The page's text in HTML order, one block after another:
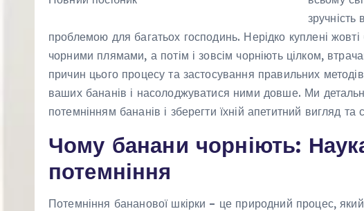
проблемою для багатьох господинь. Нерідко куплені
чорними плямами, а потім і зовсім чорніють цілком,
причин цього процесу та застосування правильних
ваших бананів і насолоджуватися ними довше. Ми
потемнінням бананів і зберегти їхній апетитний вигляд та
Чому банани чорніють:
потемніння
Потемніння бананової шкірки – це природний процес,